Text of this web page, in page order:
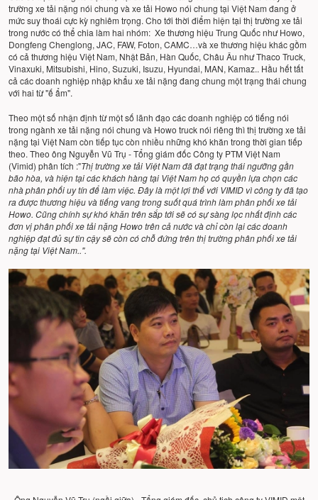
trường xe tải nặng nói chung và xe tải Howo nói chung tại Việt Nam đang ở
mức suy thoái cực kỳ nghiêm trọng. Cho tới thời điểm hiện tại thị trường xe tải
trong nước có thể chia làm hai nhóm: Xe thương hiệu Trung Quốc như Howo,
Dongfeng Chenglong, JAC, FAW, Foton, CAMC…và xe thương hiệu khác gồm
có cả thương hiệu Việt Nam, Nhật Bản, Hàn Quốc, Châu Âu như Thaco Truck,
Vinaxuki, Mitsubishi, Hino, Suzuki, Isuzu, Hyundai, MAN, Kamaz.. Hầu hết tất
cả các doanh nghiệp nhập khẩu xe tải nặng đang chung một trạng thái chung
với hai từ "ế ẩm".
Theo một số nhận định từ một số lãnh đạo các doanh nghiệp có tiếng nói
trong ngành xe tải nặng nói chung và Howo truck nói riêng thì thị trường xe tải
nặng tại Việt Nam còn tiếp tục còn nhiều những khó khăn trong thời gian tiếp
theo. Theo ông Nguyễn Vũ Trụ - Tổng giám đốc Công ty PTM Việt Nam
(Vimid) phân tích :"Thị trường xe tải Việt Nam đã đạt trạng thái ngưỡng gần
bão hòa, và hiện tại các khách hàng tại Việt Nam họ có quyền lựa chọn các
nhà phân phối uy tín để làm việc. Đây là một lợi thế với VIMID vì công ty đã tạo
ra được thương hiệu và tiếng vang trong suốt quá trình làm phân phối xe tải
Howo. Cũng chính sự khó khăn trên sắp tới sẽ có sự sàng lọc nhất định các
đơn vị phân phối xe tải nặng Howo trên cả nước và chỉ còn lại các doanh
nghiệp đạt đủ sự tin cậy sẽ còn có chỗ đứng trên thị trường phân phối xe tải
nặng tại Việt Nam..".